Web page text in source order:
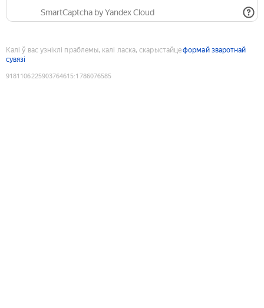
SmartCaptcha by Yandex Cloud
Калі ў вас узніклі праблемы, калі ласка, скарыстайцеформай зваротнай
сувязі
9181106225903764615:1786076585